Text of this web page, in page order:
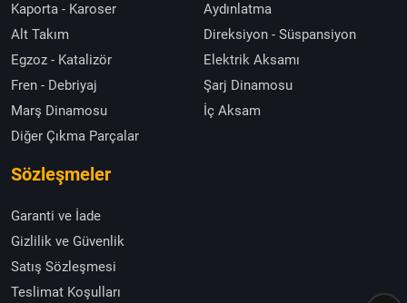
Kaporta - Karoser
Aydınlatma
Alt Takım
Direksiyon - Süspansiyon
Egzoz - Katalizör
Elektrik Aksamı
Fren - Debriyaj
Şarj Dinamosu
Marş Dinamosu
İç Aksam
Diğer Çıkma Parçalar
Sözleşmeler
Garanti ve İade
Gizlilik ve Güvenlik
Satış Sözleşmesi
Teslimat Koşulları